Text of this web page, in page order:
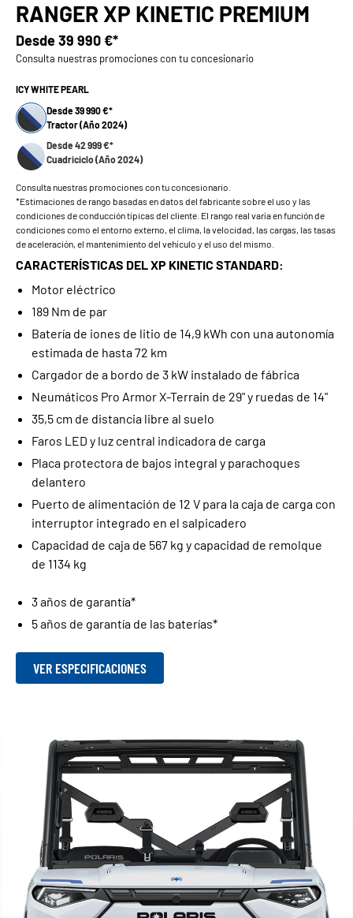
RANGER XP KINETIC PREMIUM
Desde39 990 €*
Consulta nuestras promociones con tu concesionario
ICY WHITE PEARL
Desde 39 990 €*
Tractor (Año 2024)
Desde 42 999 €*
Cuadriciclo (Año 2024)
Consulta nuestras promociones con tu concesionario.
*Estimaciones de rango basadas en datos del fabricante sobre el uso y las
condiciones de conducción típicas del cliente. El rango real varía en función de
condiciones como el entorno externo, el clima, la velocidad, las cargas, las tasas
de aceleración, el mantenimiento del vehículo y el uso del mismo.
CARACTERÍSTICAS DEL XP KINETIC STANDARD:
Motor eléctrico
189 Nm de par
Batería de iones de litio de 14,9 kWh con una autonomía
estimada de hasta 72 km
Cargador de a bordo de 3 kW instalado de fábrica
Neumáticos Pro Armor X-Terrain de 29" y ruedas de 14"
35,5 cm de distancia libre al suelo
Faros LED y luz central indicadora de carga
Placa protectora de bajos integral y parachoques
delantero
Puerto de alimentación de 12 V para la caja de carga con
interruptor integrado en el salpicadero
Capacidad de caja de 567 kg y capacidad de remolque
de 1134 kg
3 años de garantía*
5 años de garantía de las baterías*
VER ESPECIFICACIONES